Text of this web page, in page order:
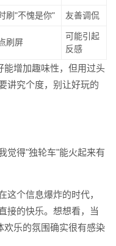
刷"不愧是你" 友善调侃
刷屏
可能引起
反感
能增加趣味性，但用过头
讲究个度，别让好玩的
觉得"独轮车"能火起来有
这个信息爆炸的时代，
接的快乐。想想看，当
欢乐的氛围确实很有感染